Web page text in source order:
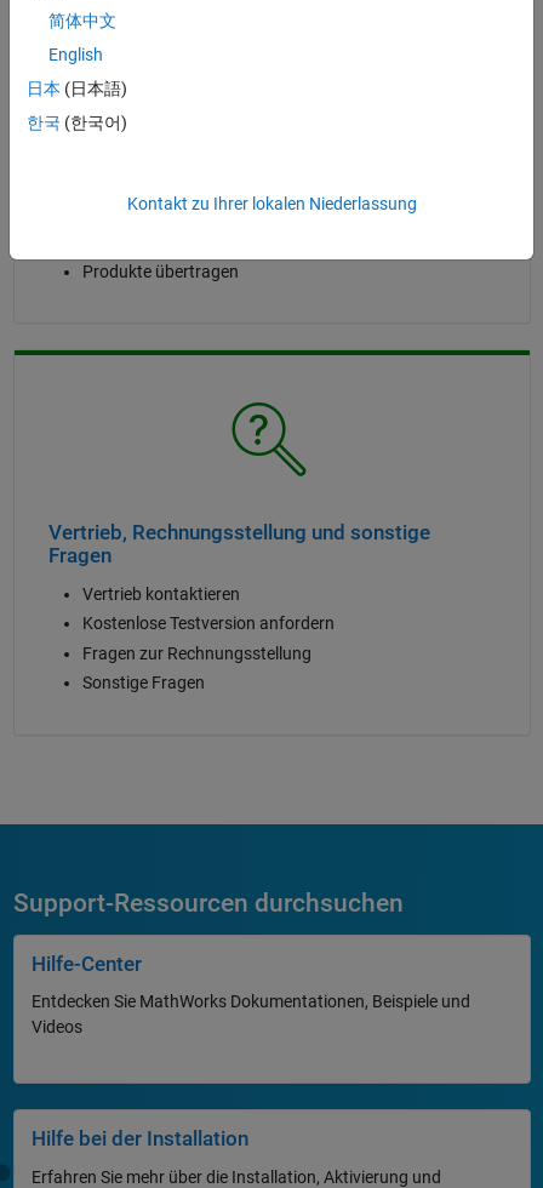
Lizenz-Administratoren aktualisieren
Produkte übertragen
Navigation im Panel
Vertrieb, Rechnungsstellung und sonstige
Fragen
Vertrieb kontaktieren
Kostenlose Testversion anfordern
Fragen zur Rechnungsstellung
Sonstige Fragen
Support-Ressourcen durchsuchen
Hilfe-Center
Entdecken Sie MathWorks Dokumentationen, Beispiele und
Videos
Hilfe bei der Installation
Erfahren Sie mehr über die Installation, Aktivierung und
简体中文
English
日本 (日本語)
한국 (한국어)
Kontakt zu Ihrer lokalen Niederlassung